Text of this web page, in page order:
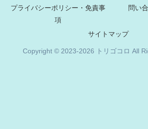
プライバシーポリシー・免責事
項
問い
サイトマップ
Copyright © 2023-2026 トリゴコロ All